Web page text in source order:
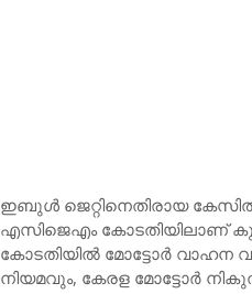
ഇബുള്‍ ജെറ്റിനെതിരായ കേസില്‍
എസിജെഎം കോടതിയിലാണ്
കോടതിയില്‍ മോട്ടോര്‍ വാഹന
നിയമവും, കേരള മോട്ടോര്‍